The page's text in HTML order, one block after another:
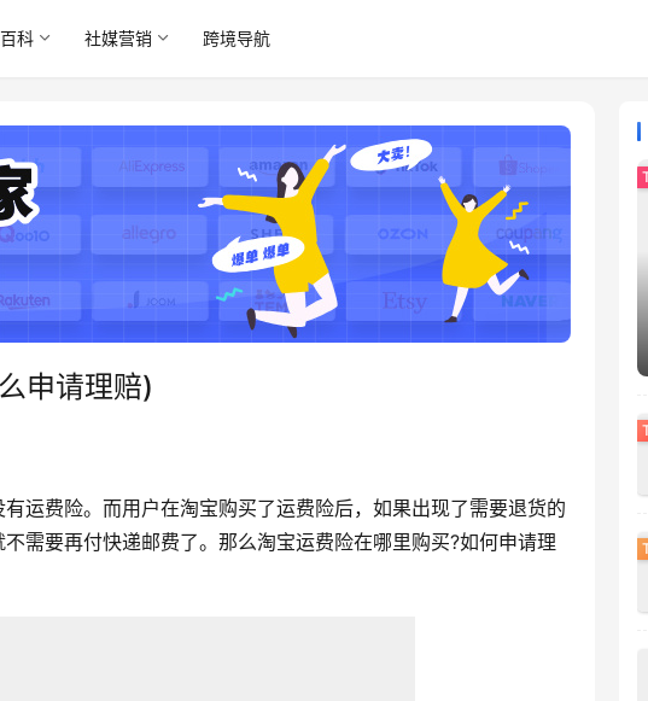
科 社媒营销 跨境导航
申请理赔)
运费险。而用户在淘宝购买了运费险后，如果出现了需要退货的
需要再付快递邮费了。那么淘宝运费险在哪里购买?如何申请理